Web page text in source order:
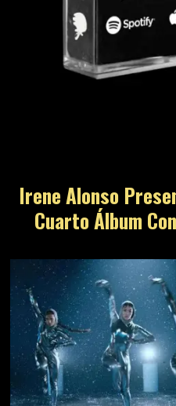
Irene Alonso
Cuarto Álbum